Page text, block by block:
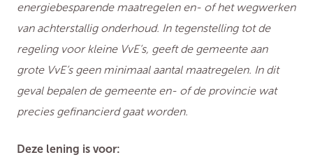
energiebesparende maatregelen en- of het wegwerken
van achterstallig onderhoud. In tegenstelling tot de
regeling voor kleine VvE’s, geeft de gemeente aan
grote VvE’s geen minimaal aantal maatregelen. In dit
geval bepalen de gemeente en- of de provincie wat
precies gefinancierd gaat worden.
Deze lening is voor: